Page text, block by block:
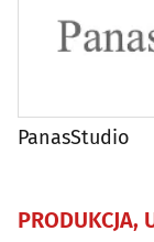
Dezynfekcja,
Energetyka(22)
PanasStudio
PRODUKCJA,